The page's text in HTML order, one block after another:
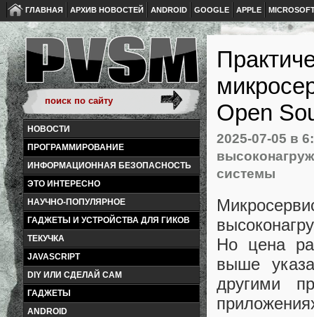
ГЛАВНАЯ АРХИВ НОВОСТЕЙ ANDROID GOOGLE APPLE
НОВОСТИ
ПРОГРАММИРОВАНИЕ
ИНФОРМАЦИОННАЯ БЕЗОПАСНОСТЬ
ЭТО ИНТЕРЕСНО
НАУЧНО-ПОПУЛЯРНОЕ
ГАДЖЕТЫ И УСТРОЙСТВА ДЛЯ ГИКОВ
ТЕКУЧКА
JAVASCRIPT
DIY ИЛИ СДЕЛАЙ САМ
ГАДЖЕТЫ
ANDROID
Open
2025-07-05 в
системы
Но цена
выше
другими